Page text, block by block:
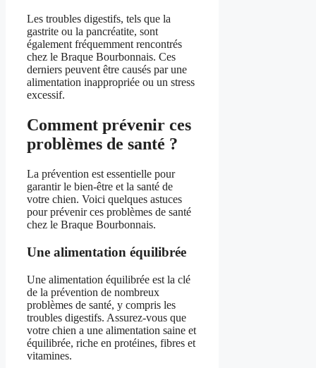
Les troubles digestifs, tels que la
gastrite ou la pancréatite, sont
également fréquemment rencontrés
chez le Braque Bourbonnais. Ces
derniers peuvent être causés par une
alimentation inappropriée ou un stress
excessif.
Comment prévenir ces
problèmes de santé ?
La prévention est essentielle pour
garantir le bien-être et la santé de
votre chien. Voici quelques astuces
pour prévenir ces problèmes de santé
chez le Braque Bourbonnais.
Une alimentation équilibrée
Une alimentation équilibrée est la clé
de la prévention de nombreux
problèmes de santé, y compris les
troubles digestifs. Assurez-vous que
votre chien a une alimentation saine et
équilibrée, riche en protéines, fibres et
vitamines.